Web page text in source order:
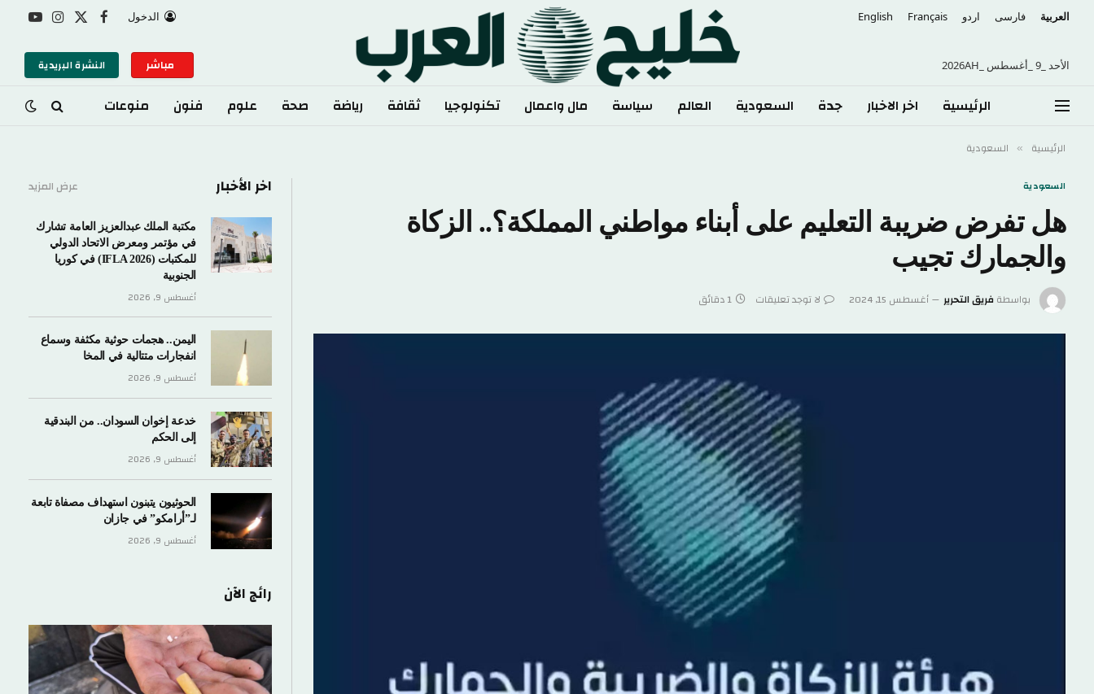
العربية فارسی اردو English Français الدخول فيسبوك
X
الانستغرام
يوتيوب
الأحد _9 _أغسطس _2026AH مباشر النشرة البريدية
الرئيسية اخر الاخبار جدة السعودية العالم سياسة مال واعمال تكنولوجيا ثقافة رياضة صحة علوم فنون منوعات
الرئيسية » السعودية
السعودية
هل تفرض ضريبة التعليم على أبناء مواطني المملكة؟.. الزكاة
والجمارك تجيب
بواسطةفريق التحرير أغسطس 15, 2024 لا توجد تعليقات 1 دقائق
اخر الأخبار عرض المزيد
مكتبة الملك عبدالعزيز العامة تشارك
في مؤتمر ومعرض الاتحاد الدولي
للمكتبات (IFLA 2026) في كوريا
الجنوبية
أغسطس 9, 2026
اليمن.. هجمات حوثية مكثفة وسماع
انفجارات متتالية في المخا
أغسطس 9, 2026
خدعة إخوان السودان.. من البندقية
إلى الحكم
أغسطس 9, 2026
الحوثيون يتبنون استهداف مصفاة تابعة
لـ”أرامكو” في جازان
أغسطس 9, 2026
رائج الآن